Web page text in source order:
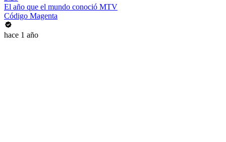
El año que el mundo conoció MTV
Código Magenta
hace 1 año